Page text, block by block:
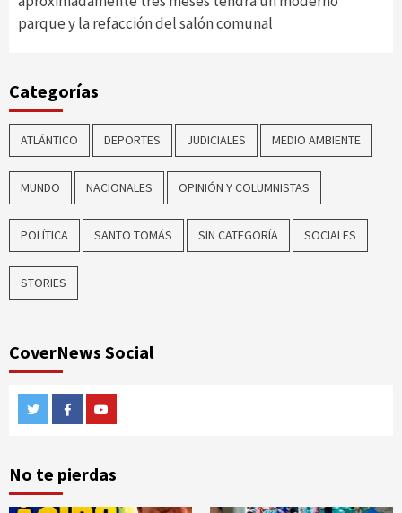
parque y la refacción del salón comunal
Categorías
ATLÁNTICO DEPORTES JUDICIALES MEDIO AMBIENTE
MUNDO NACIONALES OPINIÓN Y COLUMNISTAS
POLÍTICA SANTO TOMÁS SIN CATEGORÍA SOCIALES
STORIES
CoverNews Social
TwitterFacebook
No te pierdas